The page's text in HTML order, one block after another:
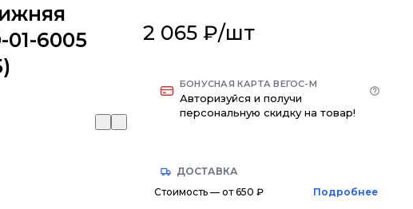
6005
2 065 ₽/шт
БОНУСНАЯ КАРТА ВЕГОС-М
Авторизуйся и получи
персональную скидку на товар!
ДОСТАВКА
Стоимость — от 650 ₽
Подробнее